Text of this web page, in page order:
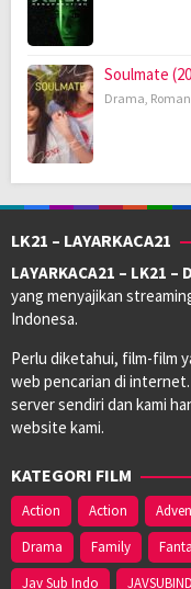
Soulmate
Drama
LK21 – LAYARKACA21
LAYARKACA21 – LK21 –
yang menyajikan
Indonesa.
Perlu diketahui, film-film
web pencarian di
server sendiri dan kami
website kami.
KATEGORI FILM
Action Action
Drama
Family
Jav Sub Indo